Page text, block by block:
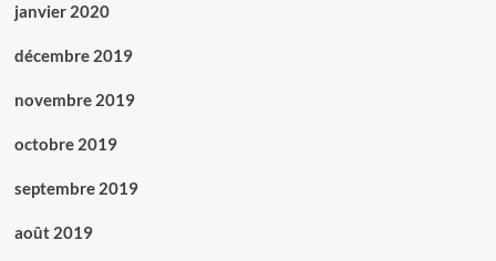
janvier 2020
décembre 2019
novembre 2019
octobre 2019
septembre 2019
août 2019